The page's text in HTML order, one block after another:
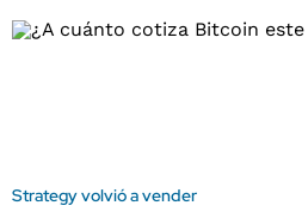
Strategy volvió a vender